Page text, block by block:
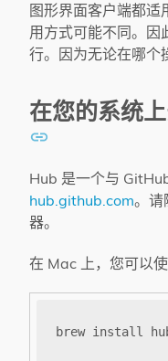
图形界面客户端都适
用方式可能不同。因
行。因为无论在哪个
在您的系统
Hub 是一个与
hub.github.com。请
器。
在 Mac 上，您可以